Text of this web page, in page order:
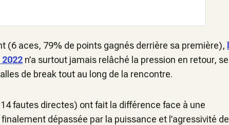
(6 aces, 79% de points gagnés derrière sa première),
n’a surtout jamais relâché la pression en retour, se
de break tout au long de la rencontre.
fautes directes) ont fait la différence face à une
dépassée par la puissance et l’agressivité de